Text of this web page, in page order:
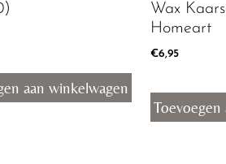
aan winkelwagen
Wax
Homeart
€6,95
Toevoegen